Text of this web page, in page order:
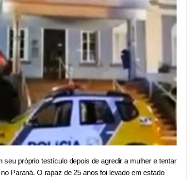
próprio testículo depois de agredir a mulher e tentar
Paraná. O rapaz de 25 anos foi levado em estado